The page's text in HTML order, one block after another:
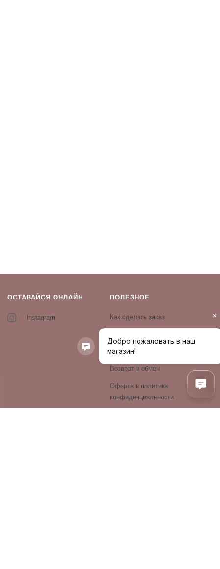
ОСТАВАЙСЯ ОНЛАЙН
Instagram
ПОЛЕЗНОЕ
Как сделать заказ
Оплата и доставка
Возврат и обмен
Оферта и политика
конфиденциальности